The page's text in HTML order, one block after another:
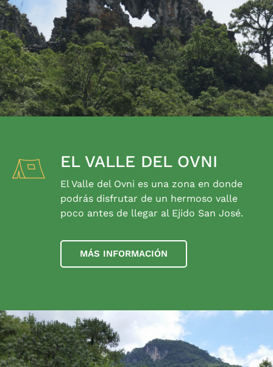
EL VALLE DEL OVNI
El Valle del Ovni es una zona en donde
podrás disfrutar de un hermoso valle
poco antes de llegar al Ejido San José.
MÁS INFORMACIÓN